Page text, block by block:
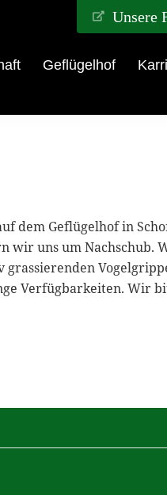
Unsere
Geflügelhof
dem Geflügelhof in
uns um Nachschub.
Verfügbarkeiten. Wir